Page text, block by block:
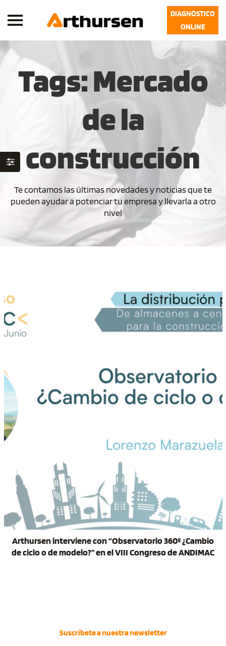
DIAGNÓSTICO
ONLINE
Tags: Mercado
de la
construcción
Te contamos las últimas novedades y noticias que te
pueden ayudar a potenciar tu empresa y llevarla a otro
nivel
Arthursen interviene con “Observatorio 360º ¿Cambio
de ciclo o de modelo?” en el VIII Congreso de ANDIMAC
Suscríbete a nuestra newsletter